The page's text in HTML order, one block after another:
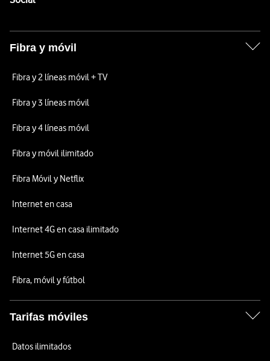
Fibra y móvil
Fibra y 2 líneas móvil + TV
Fibra y 3 líneas móvil
Fibra y 4 líneas móvil
Fibra y móvil ilimitado
Fibra Móvil y Netflix
Internet en casa
Internet 4G en casa ilimitado
Internet 5G en casa
Fibra, móvil y fútbol
Tarifas móviles
Datos ilimitados